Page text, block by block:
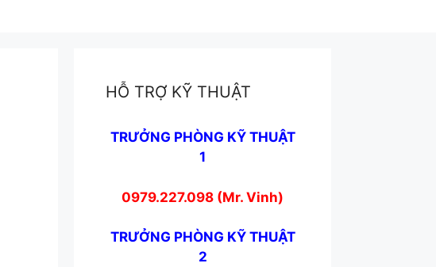
HỖ TRỢ KỸ THUẬT
TRƯỞNG PHÒNG KỸ THUẬT
1
0979.227.098 (Mr. Vinh)
TRƯỞNG PHÒNG KỸ THUẬT
2